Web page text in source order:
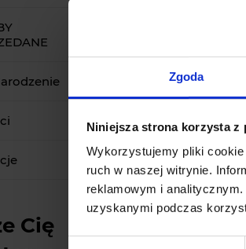
Zgoda
Niniejsza strona korzysta z
Wykorzystujemy pliki
ruch w naszej witrynie.
reklamowym i
uzyskanymi podczas
Cię